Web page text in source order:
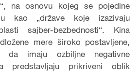
na osnovu kojeg se pojedine
kao „države koje izazivaju
sajber-bezbednosti“. Kina
mere široko postavljene,
da imaju ozbiljne negativne
predstavljaju prikriveni oblik